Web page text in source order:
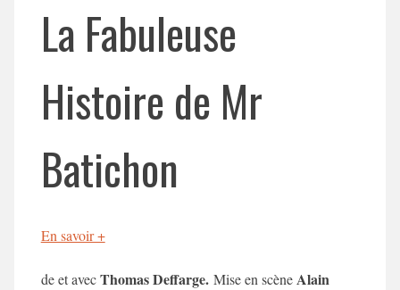
La Fabuleuse
Histoire de Mr
Batichon
En savoir +
de et avecThomas Deffarge. Mise en scèneAlain